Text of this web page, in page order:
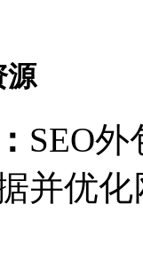
源
SEO
并优化